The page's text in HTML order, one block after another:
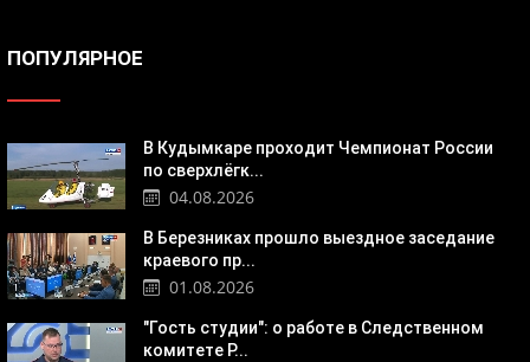
ПОПУЛЯРНОЕ
В Кудымкаре проходит Чемпионат России
по сверхлёгк...
04.08.2026
В Березниках прошло выездное заседание
краевого пр...
01.08.2026
"Гость студии": о работе в Следственном
комитете Р...